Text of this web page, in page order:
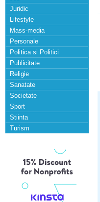
Juridic
Lifestyle
Mass-media
Personale
Politica si Politici
Publicitate
Religie
Sanatate
Societate
Sport
Stiinta
Turism